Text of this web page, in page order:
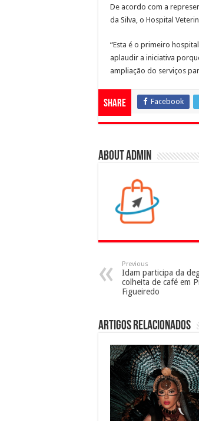
De acordo com a
da Silva, o Hospital
“Esta é o primeiro
aplaudir a iniciativa
ampliação do serviços
Share Facebook
About admin
Previous
Idam participa da
colheita de café em
Figueiredo
Artigos Relacionados